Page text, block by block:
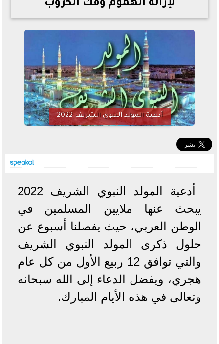
تصرف مثير من ميسي ونجوم الأرجنتين قبل مواجهة مصر
تحسن حالة فضل شاكر الصحية وخروجه من المستشفى |
تفاصيل
أسعار الحديد والأسمنت اليوم الإثنين 6 - 7 - 2026
لإزالة الهموم وفك الكروب
أدعية المولد النبوي الشريف 2022
أدعية المولد النبوي الشريف 2022
يبحث عنها ملايين المسلمين في
الوطن العربي، حيث يفصلنا أسبوع عن
حلول ذكرى المولد النبوي الشريف
والتي توافق 12 ربيع الأول من كل عام
هجري، ويفضل الدعاء إلى الله سبحانه
وتعالى في هذه الأيام المبارك.